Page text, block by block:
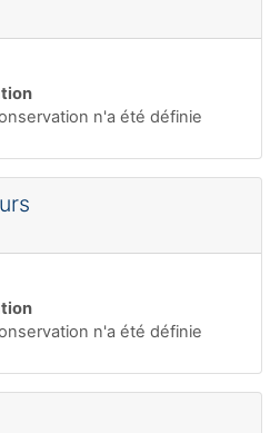
n'a été définie
n'a été définie